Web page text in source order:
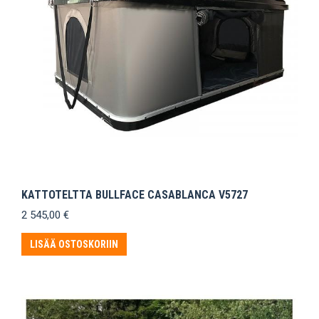
KATTOTELTTA BULLFACE CASABLANCA V5727
2 545,00 €
LISÄÄ OSTOSKORIIN